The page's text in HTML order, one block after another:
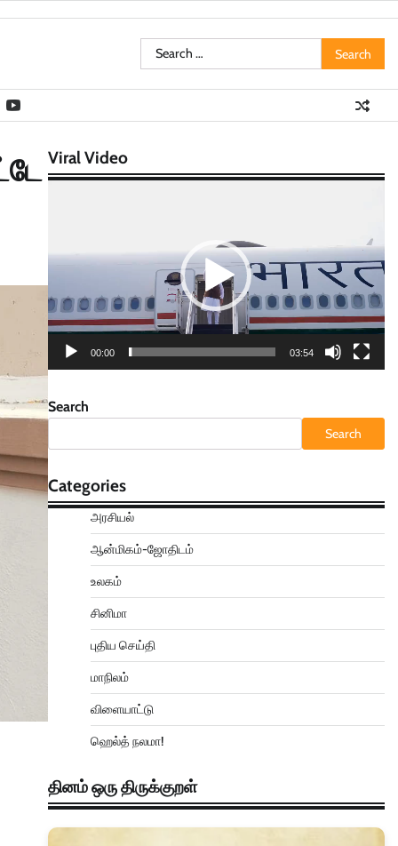
Search
for:
Viral Video
00:00 03:54
Search
Search
Categories
அரசியல்
ஆன்மிகம்-ஜோதிடம்
உலகம்
சினிமா
புதிய செய்தி
மாநிலம்
விளையாட்டு
ஹெல்த் நலமா!
தினம் ஒரு திருக்குறள்